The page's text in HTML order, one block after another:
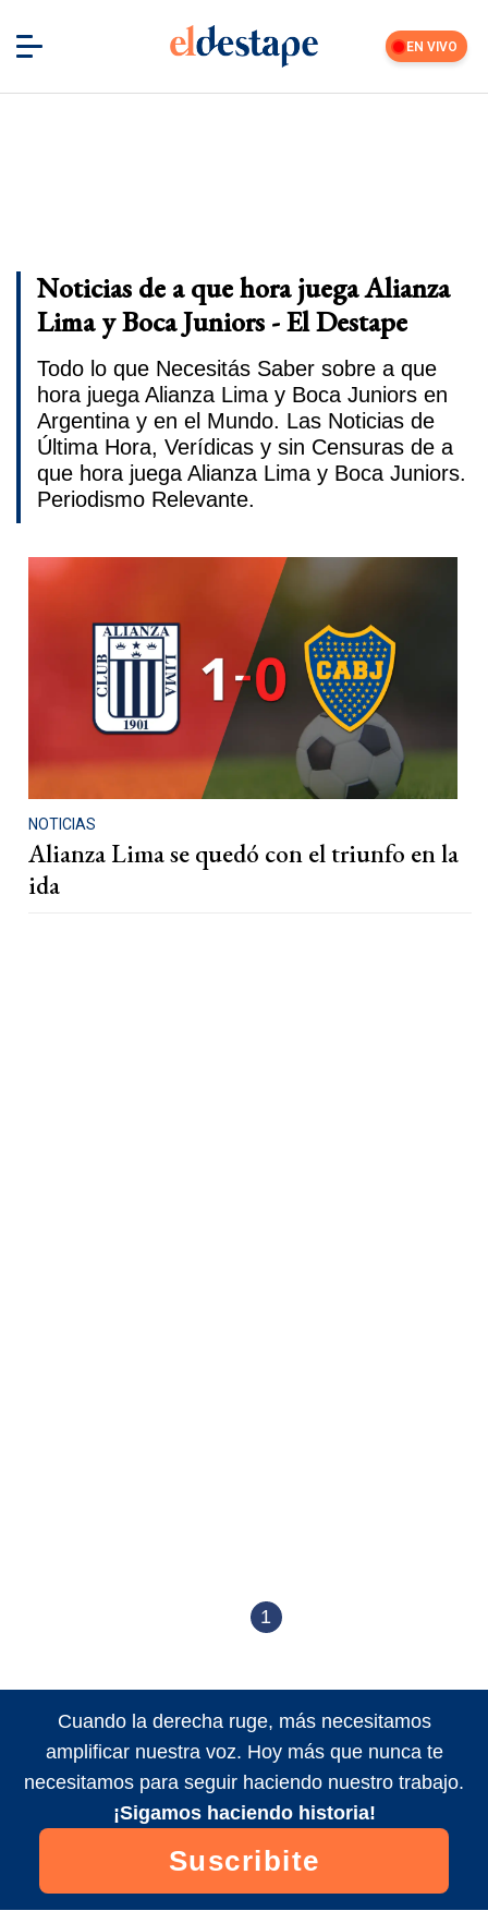
EN VIVO
Noticias de a que hora juega Alianza
Lima y Boca Juniors - El Destape
Todo lo que Necesitás Saber sobre a que
hora juega Alianza Lima y Boca Juniors en
Argentina y en el Mundo. Las Noticias de
Última Hora, Verídicas y sin Censuras de a
que hora juega Alianza Lima y Boca Juniors.
Periodismo Relevante.
NOTICIAS
Alianza Lima se quedó con el triunfo en la
ida
1
Cuando la derecha ruge, más necesitamos
amplificar nuestra voz. Hoy más que nunca te
necesitamos para seguir haciendo nuestro trabajo.
¡Sigamos haciendo historia!
Suscribite